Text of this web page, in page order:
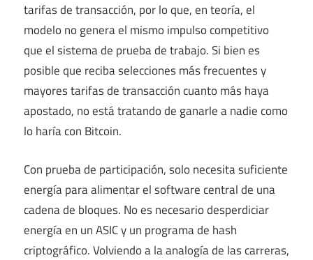
tarifas de transacción, por lo que, en teoría, el
modelo no genera el mismo impulso competitivo
que el sistema de prueba de trabajo. Si bien es
posible que reciba selecciones más frecuentes y
mayores tarifas de transacción cuanto más haya
apostado, no está tratando de ganarle a nadie como
lo haría con Bitcoin.
Con prueba de participación, solo necesita suficiente
energía para alimentar el software central de una
cadena de bloques. No es necesario desperdiciar
energía en un ASIC y un programa de hash
criptográfico. Volviendo a la analogía de las carreras,